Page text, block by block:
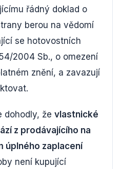
řádný doklad o
berou na vědomí
se hotovostních
2004 Sb., o omezení
znění, a zavazují
dohodly, že vlastnické
z prodávajícího na
úplného zaplacení
není kupující